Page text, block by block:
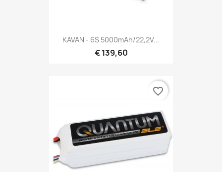
KAVAN - 6S 5000mAh/22,2V...
€ 139,60
favorite_border